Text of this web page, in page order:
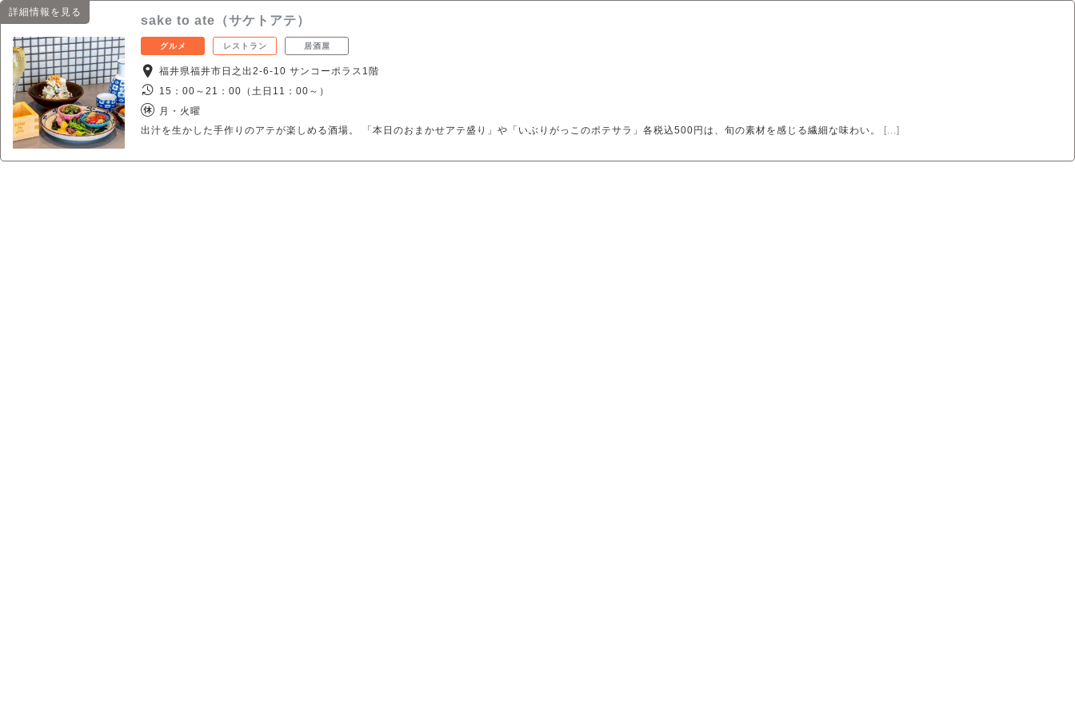
詳細情報を見る
sake to ate（サケトアテ）
グルメ レストラン 居酒屋
福井県福井市日之出2-6-10 サンコーポラス1階
15：00～21：00（土日11：00～）
月・火曜
出汁を生かした手作りのアテが楽しめる酒場。 「本日のおまかせアテ盛り」や「いぶりがっこのポテサラ」各税込500円は、旬の素材を感じる繊細な味わい。
[...]